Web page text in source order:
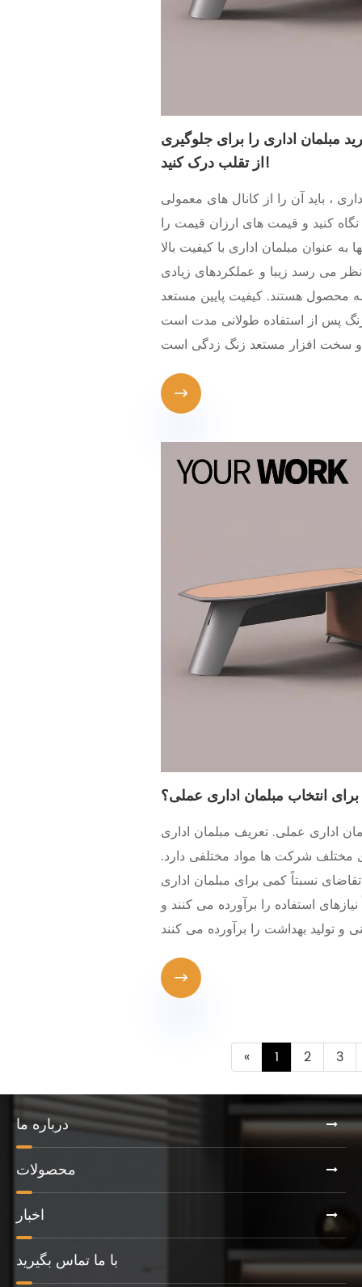
مبلمان اداری را برای جلوگیری
از تقلب درک کنید!
، باید آن را از کانال های معمولی
کنید و قیمت های ارزان قیمت را
به عنوان مبلمان اداری با کیفیت بالا
می رسد زیبا و عملکردهای زیادی
محصول هستند. کیفیت پایین مستعد
پس از استفاده طولانی مدت است

برای انتخاب مبلمان اداری عملی؟
اداری عملی. تعریف مبلمان اداری
مختلف شرکت ها مواد مختلفی دارد.
نسبتاً کمی برای مبلمان اداری
استفاده را برآورده می کنند و

« 1 2 3
درباره ما
محصولات
اخبار
با ما تماس بگیرید